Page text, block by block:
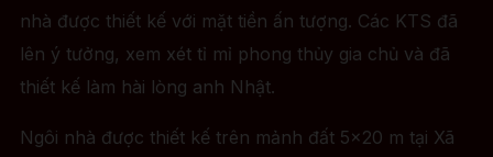
nhà được thiết kế với mặt tiền ấn tượng. Các KTS đã
lên ý tưởng, xem xét tỉ mỉ phong thủy gia chủ và đã
thiết kế làm hài lòng anh Nhật.
Ngôi nhà được thiết kế trên mảnh đất 5×20 m tại Xã